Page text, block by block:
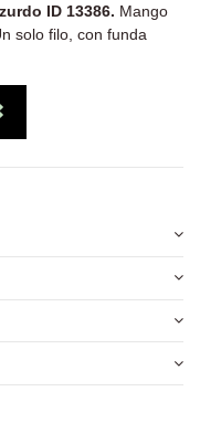
ID 13386. Mango
solo filo, con funda